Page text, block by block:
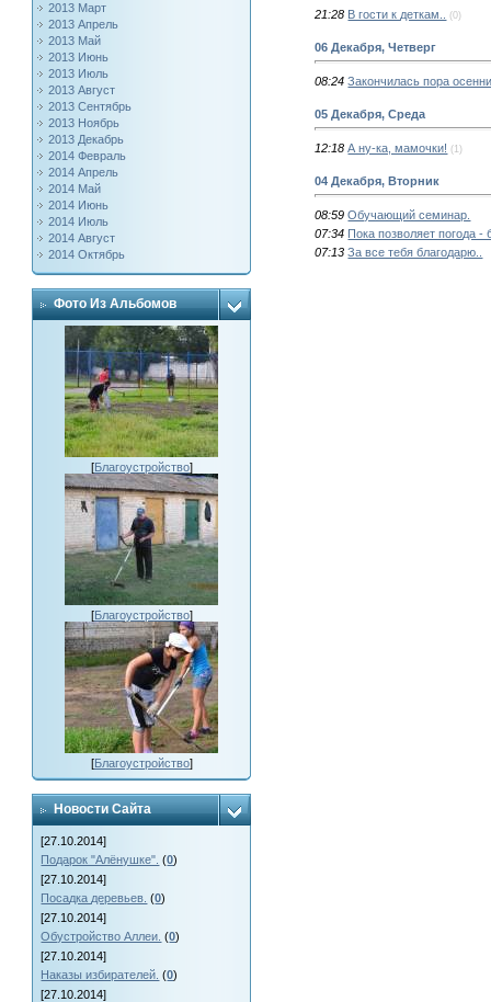
2013 Март
2013 Апрель
2013 Май
2013 Июнь
2013 Июль
2013 Август
2013 Сентябрь
2013 Ноябрь
2013 Декабрь
2014 Февраль
2014 Апрель
2014 Май
2014 Июнь
2014 Июль
2014 Август
2014 Октябрь
Фото Из Альбомов
[Благоустройство]
[Благоустройство]
[Благоустройство]
Новости Сайта
[27.10.2014]
Подарок "Алёнушке". (0)
[27.10.2014]
Посадка деревьев. (0)
[27.10.2014]
Обустройство Аллеи. (0)
[27.10.2014]
Наказы избирателей. (0)
[27.10.2014]
21:28 В гости к деткам.. (0)
06 Декабря, Четверг
08:24 Закончилась пора
05 Декабря, Среда
12:18 А ну-ка, мамочки! (1)
04 Декабря, Вторник
08:59 Обучающий семинар.
07:34 Пока позволяет погода -
07:13 За все тебя благодарю..